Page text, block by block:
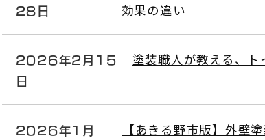
28日
効果の違い
2026年2月15
日
塗装職人が教える、
2026年1月
【あきる野市版】外壁